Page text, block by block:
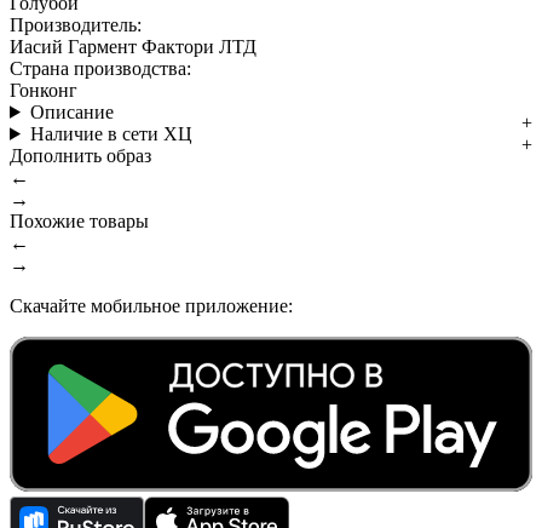
Производитель:
Иасий Гармент Фактори ЛТД
Страна производства:
Гонконг
Описание
Наличие в сети ХЦ
Дополнить образ
←
→
Похожие товары
←
→
Скачайте мобильное приложение: